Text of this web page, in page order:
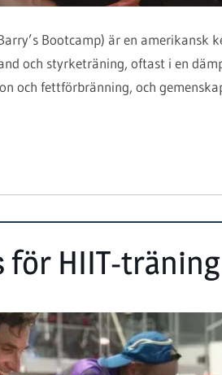
Bootcamp) är en amerikansk
och styrketräning, oftast i en
och fettförbränning, och
för HIIT-träning